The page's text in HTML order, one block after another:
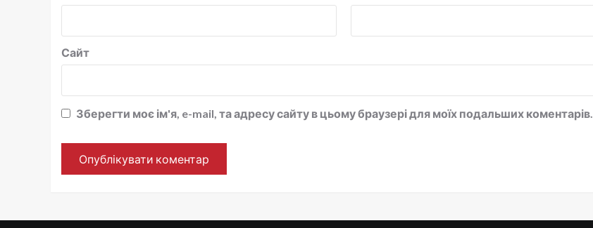
Сайт
Зберегти моє ім'я, e-mail, та адресу сайту в цьому браузері для моїх подальших коментарів.